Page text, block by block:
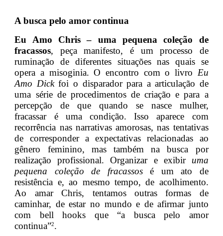
A busca pelo amor continua
Eu Amo Chris – uma pequena coleção de
fracassos, peça manifesto, é um processo de
ruminação de diferentes situações nas quais se
opera a misoginia. O encontro com o livro Eu
Amo Dickfoi o disparador para a articulação de
uma série de procedimentos de criação e para a
percepção de que quando se nasce mulher,
fracassar é uma condição. Isso aparece com
recorrência nas narrativas amorosas, nas tentativas
de corresponder a expectativas relacionadas ao
gênero feminino, mas também na busca por
realização profissional. Organizar e exibir uma
pequena coleção de fracassosé um ato de
resistência e, ao mesmo tempo, de acolhimento.
Ao amar Chris, tentamos outras formas de
caminhar, de estar no mundo e de afirmar junto
com bell hooks que “a busca pelo amor
continua”2.